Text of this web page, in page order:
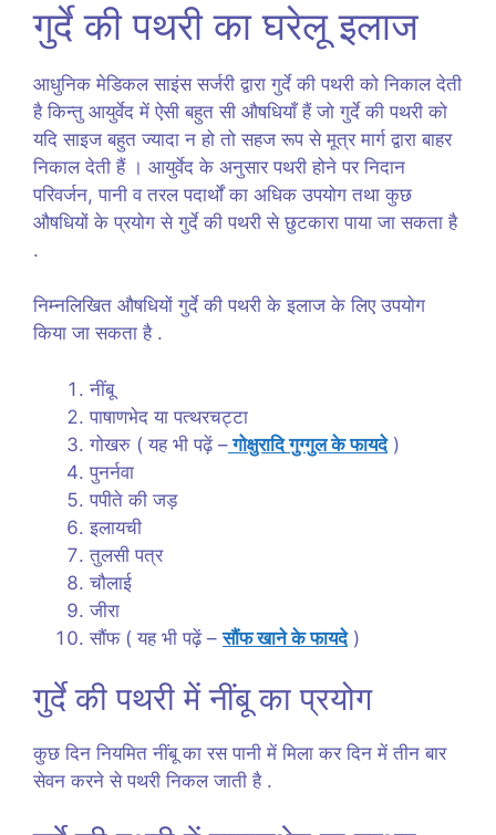
गुर्दे की पथरी का घरेलू इलाज
आधुनिक मेडिकल साइंस सर्जरी द्वारा गुर्दे की पथरी को निकाल देती
है किन्तु आयुर्वेद में ऐसी बहुत सी औषधियाँ हैं जो गुर्दे की पथरी को
यदि साइज बहुत ज्यादा न हो तो सहज रूप से मूत्र मार्ग द्वारा बाहर
निकाल देती हैं । आयुर्वेद के अनुसार पथरी होने पर निदान
परिवर्जन, पानी व तरल पदार्थों का अधिक उपयोग तथा कुछ
औषधियों के प्रयोग से गुर्दे की पथरी से छुटकारा पाया जा सकता है
.
निम्नलिखित औषधियों गुर्दे की पथरी के इलाज के लिए उपयोग
किया जा सकता है .
नींबू
पाषाणभेद या पत्थरचट्टा
गोखरु ( यह भी पढ़ें –गोक्षुरादि गुग्गुल के फायदे)
पुनर्नवा
पपीते की जड़
इलायची
तुलसी पत्र
चौलाई
जीरा
सौंफ ( यह भी पढ़ें –सौंफ खाने के फायदे)
गुर्दे की पथरी में नींबू का प्रयोग
कुछ दिन नियमित नींबू का रस पानी में मिला कर दिन में तीन बार
सेवन करने से पथरी निकल जाती है .